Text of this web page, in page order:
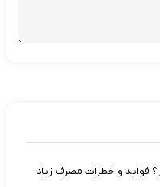
فواید و خطرات مصرف زیاد